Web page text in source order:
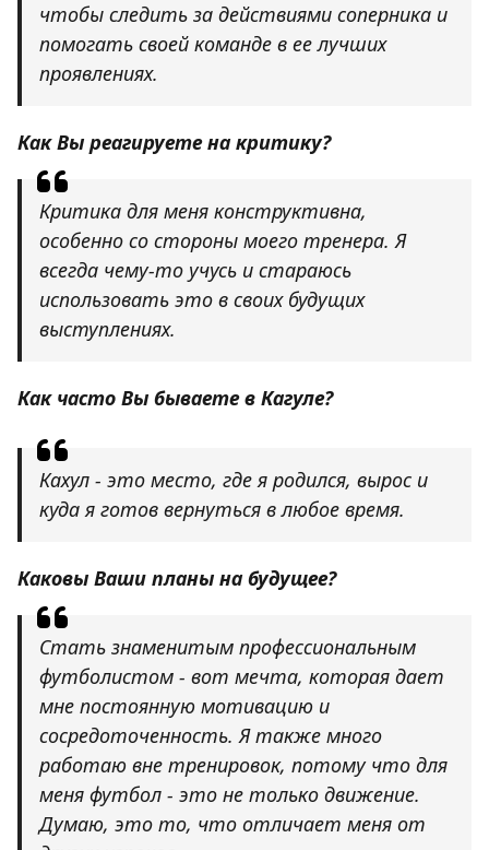
чтобы следить за действиями соперника и
помогать своей команде в ее лучших
проявлениях.
Как Вы реагируете на критику?
Критика для меня конструктивна,
особенно со стороны моего тренера. Я
всегда чему-то учусь и стараюсь
использовать это в своих будущих
выступлениях.
Как часто Вы бываете в Кагуле?
Кахул - это место, где я родился, вырос и
куда я готов вернуться в любое время.
Каковы Ваши планы на будущее?
Стать знаменитым профессиональным
футболистом - вот мечта, которая дает
мне постоянную мотивацию и
сосредоточенность. Я также много
работаю вне тренировок, потому что для
меня футбол - это не только движение.
Думаю, это то, что отличает меня от